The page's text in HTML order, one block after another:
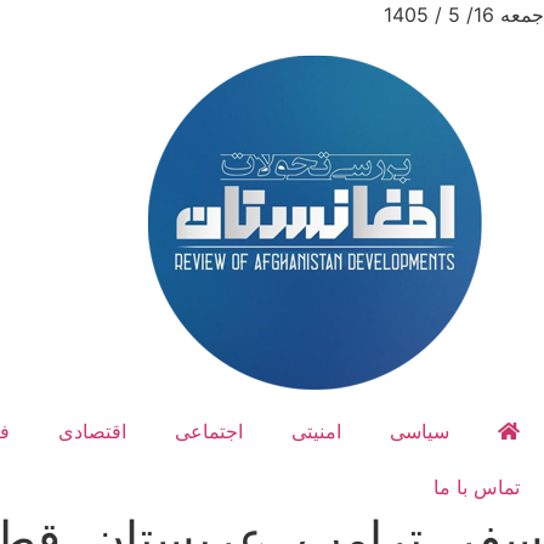
جمعه 16/ 5 / 1405
سیاسی امنیتی اجتماعی اقتصادی
تماس با ما